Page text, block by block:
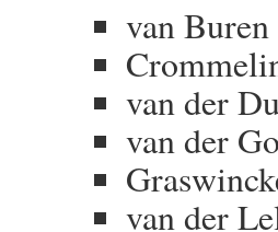
van Buren
van der
van der
van der